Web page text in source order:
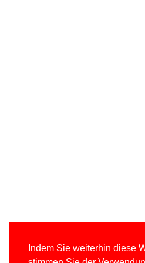
Indem Sie weiterhin diese